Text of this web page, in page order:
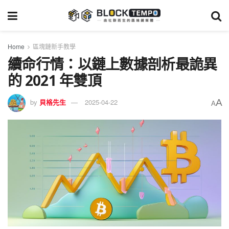
Home 區塊鏈新手教學
續命行情：以鏈上數據剖析最詭異
的 2021 年雙頂
by 貝格先生 2025-04-22 AA